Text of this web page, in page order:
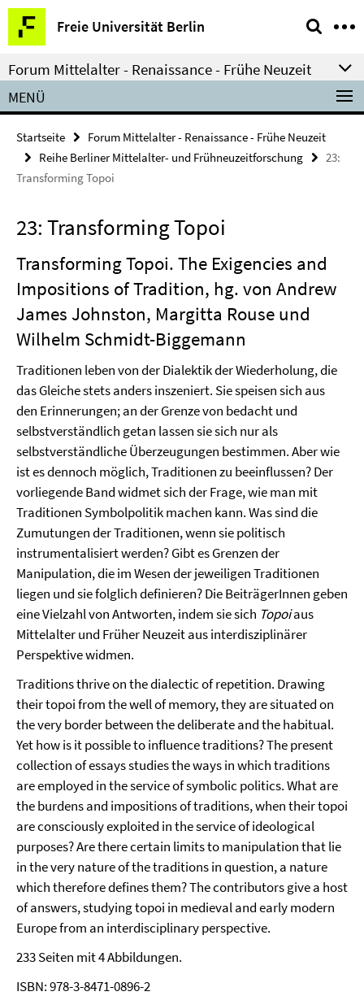
Springe
direkt
zu
Inhalt
Freie Universität Berlin
Service-
Navigation
Forum Mittelalter - Renaissance - Frühe Neuzeit
MENÜ
Startseite
Forum Mittelalter - Renaissance - Frühe Neuzeit
Reihe Berliner Mittelalter- und Frühneuzeitforschung
23:
Transforming Topoi
23: Transforming Topoi
Transforming Topoi. The Exigencies and
Impositions of Tradition, hg. von Andrew
James Johnston, Margitta Rouse und
Wilhelm Schmidt-Biggemann
Traditionen leben von der Dialektik der Wiederholung, die
das Gleiche stets anders inszeniert. Sie speisen sich aus
den Erinnerungen; an der Grenze von bedacht und
selbstverständlich getan lassen sie sich nur als
selbstverständliche Überzeugungen bestimmen. Aber wie
ist es dennoch möglich, Traditionen zu beeinflussen? Der
vorliegende Band widmet sich der Frage, wie man mit
Traditionen Symbolpolitik machen kann. Was sind die
Zumutungen der Traditionen, wenn sie politisch
instrumentalisiert werden? Gibt es Grenzen der
Manipulation, die im Wesen der jeweiligen Traditionen
liegen und sie folglich definieren? Die BeiträgerInnen geben
eine Vielzahl von Antworten, indem sie sich Topoiaus
Mittelalter und Früher Neuzeit aus interdisziplinärer
Perspektive widmen.
Traditions thrive on the dialectic of repetition. Drawing
their topoi from the well of memory, they are situated on
the very border between the deliberate and the habitual.
Yet how is it possible to influence traditions? The present
collection of essays studies the ways in which traditions
are employed in the service of symbolic politics. What are
the burdens and impositions of traditions, when their topoi
are consciously exploited in the service of ideological
purposes? Are there certain limits to manipulation that lie
in the very nature of the traditions in question, a nature
which therefore defines them? The contributors give a host
of answers, studying topoi in medieval and early modern
Europe from an interdisciplinary perspective.
233 Seiten mit 4 Abbildungen.
ISBN: 978-3-8471-0896-2